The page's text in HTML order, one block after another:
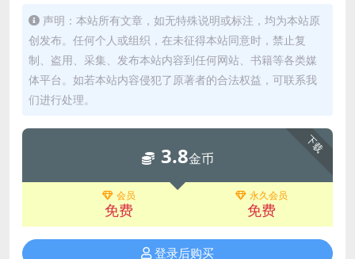
声明：本站所有文章，如无特殊说明或标注，均为本站原
创发布。任何个人或组织，在未征得本站同意时，禁止复
制、盗用、采集、发布本站内容到任何网站、书籍等各类媒
体平台。如若本站内容侵犯了原著者的合法权益，可联系我
们进行处理。
下载
3.8金币
会员
免费
永久会员
免费
登录后购买